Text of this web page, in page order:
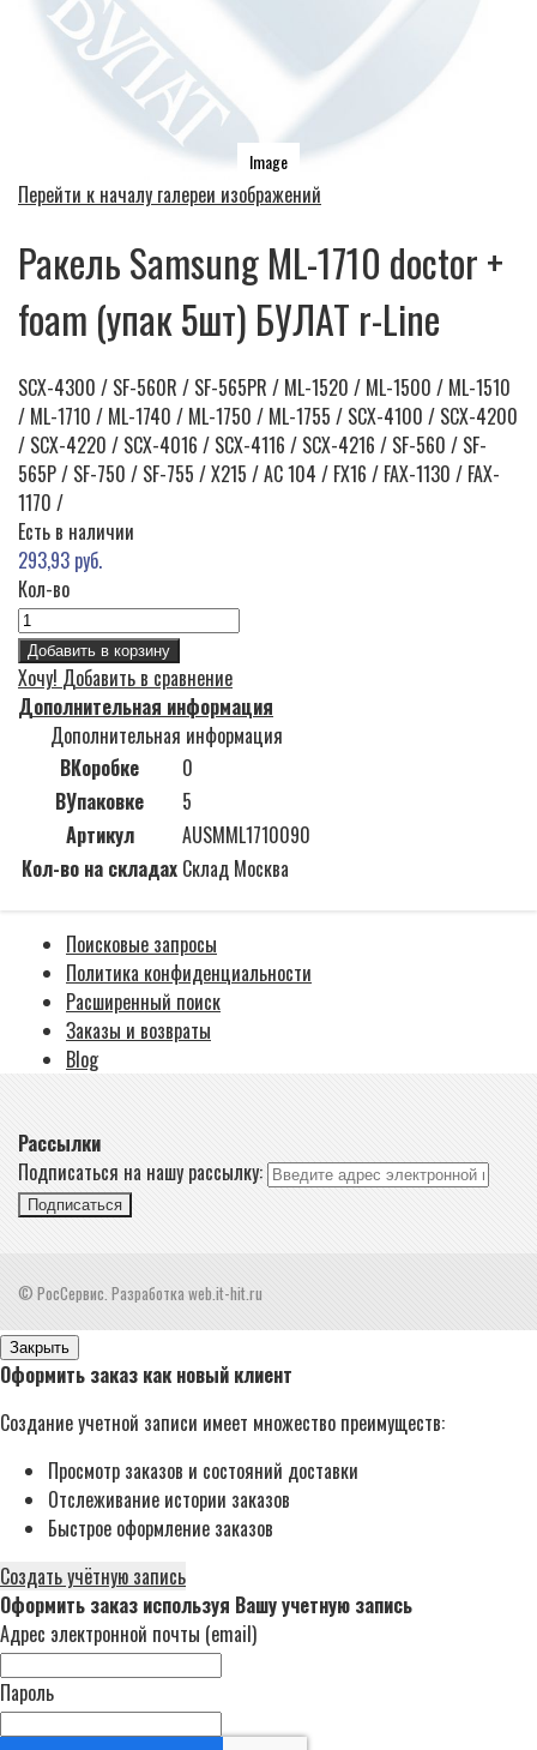
Image
Перейти к началу галереи изображений
Ракель Samsung ML-1710 doctor +
foam (упак 5шт) БУЛАТ r-Line
SCX-4300 / SF-560R / SF-565PR / ML-1520 / ML-1500 / ML-1510
/ ML-1710 / ML-1740 / ML-1750 / ML-1755 / SCX-4100 / SCX-4200
/ SCX-4220 / SCX-4016 / SCX-4116 / SCX-4216 / SF-560 / SF-
565P / SF-750 / SF-755 / X215 / AC 104 / FX16 / FAX-1130 / FAX-
1170 /
Есть в наличии
293,93 руб.
Кол-во
Добавить в корзину
Хочу! Добавить в сравнение
Дополнительная информация
Дополнительная информация
ВКоробке
0
ВУпаковке
5
Артикул
AUSMML1710090
Кол-во на складах Склад Москва
Поисковые запросы
Политика конфиденциальности
Расширенный поиск
Заказы и возвраты
Blog
Рассылки
Подписаться на нашу рассылку:
Подписаться
© РосСервис. Разработка web.it-hit.ru
Закрыть
Оформить заказ как новый клиент
Создание учетной записи имеет множество преимуществ:
Просмотр заказов и состояний доставки
Отслеживание истории заказов
Быстрое оформление заказов
Создать учётную запись
Оформить заказ используя Вашу учетную запись
Адрес электронной почты (email)
Пароль